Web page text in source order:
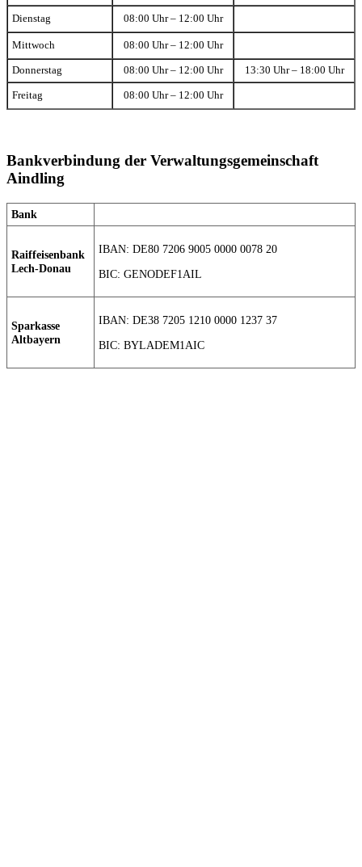
Dienstag 08:00 Uhr – 12:00 Uhr
Mittwoch 08:00 Uhr – 12:00 Uhr
Donnerstag 08:00 Uhr – 12:00 Uhr 13:30 Uhr – 18:00 Uhr
Freitag 08:00 Uhr – 12:00 Uhr
Bankverbindung der Verwaltungsgemeinschaft
Aindling
Bank
Raiffeisenbank
Lech-Donau
IBAN: DE80 7206 9005 0000 0078 20
BIC: GENODEF1AIL
Sparkasse
Altbayern
IBAN: DE38 7205 1210 0000 1237 37
BIC: BYLADEM1AIC